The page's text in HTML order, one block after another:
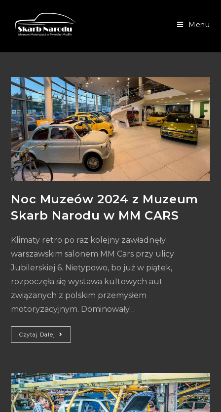
Menu
Noc Muzeów 2024 z Muzeum
Skarb Narodu w MM CARS
Klimaty retro po raz kolejny zawładnęły
warszawskim salonem MM Cars przy ulicy
Jubilerskiej 6. Nietypowo, bo już w piątek,
rozpoczęła się wystawa kultowych aut
związanych z polskim przemysłem
motoryzacyjnym. Dominowały…
Czytaj Dalej